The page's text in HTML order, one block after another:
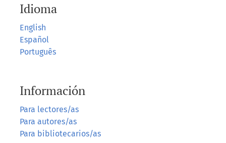
Idioma
English
Español
Português
Información
Para lectores/as
Para autores/as
Para bibliotecarios/as